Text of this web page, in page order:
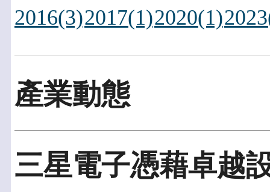
2016(3)2017(1)2020(1)
產業動態
三星電子憑藉卓越